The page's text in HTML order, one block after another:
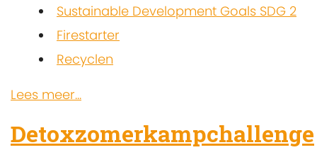
Sustainable Development Goals SDG 2
Firestarter
Recyclen
Lees meer...
Detoxzomerkampchallenge